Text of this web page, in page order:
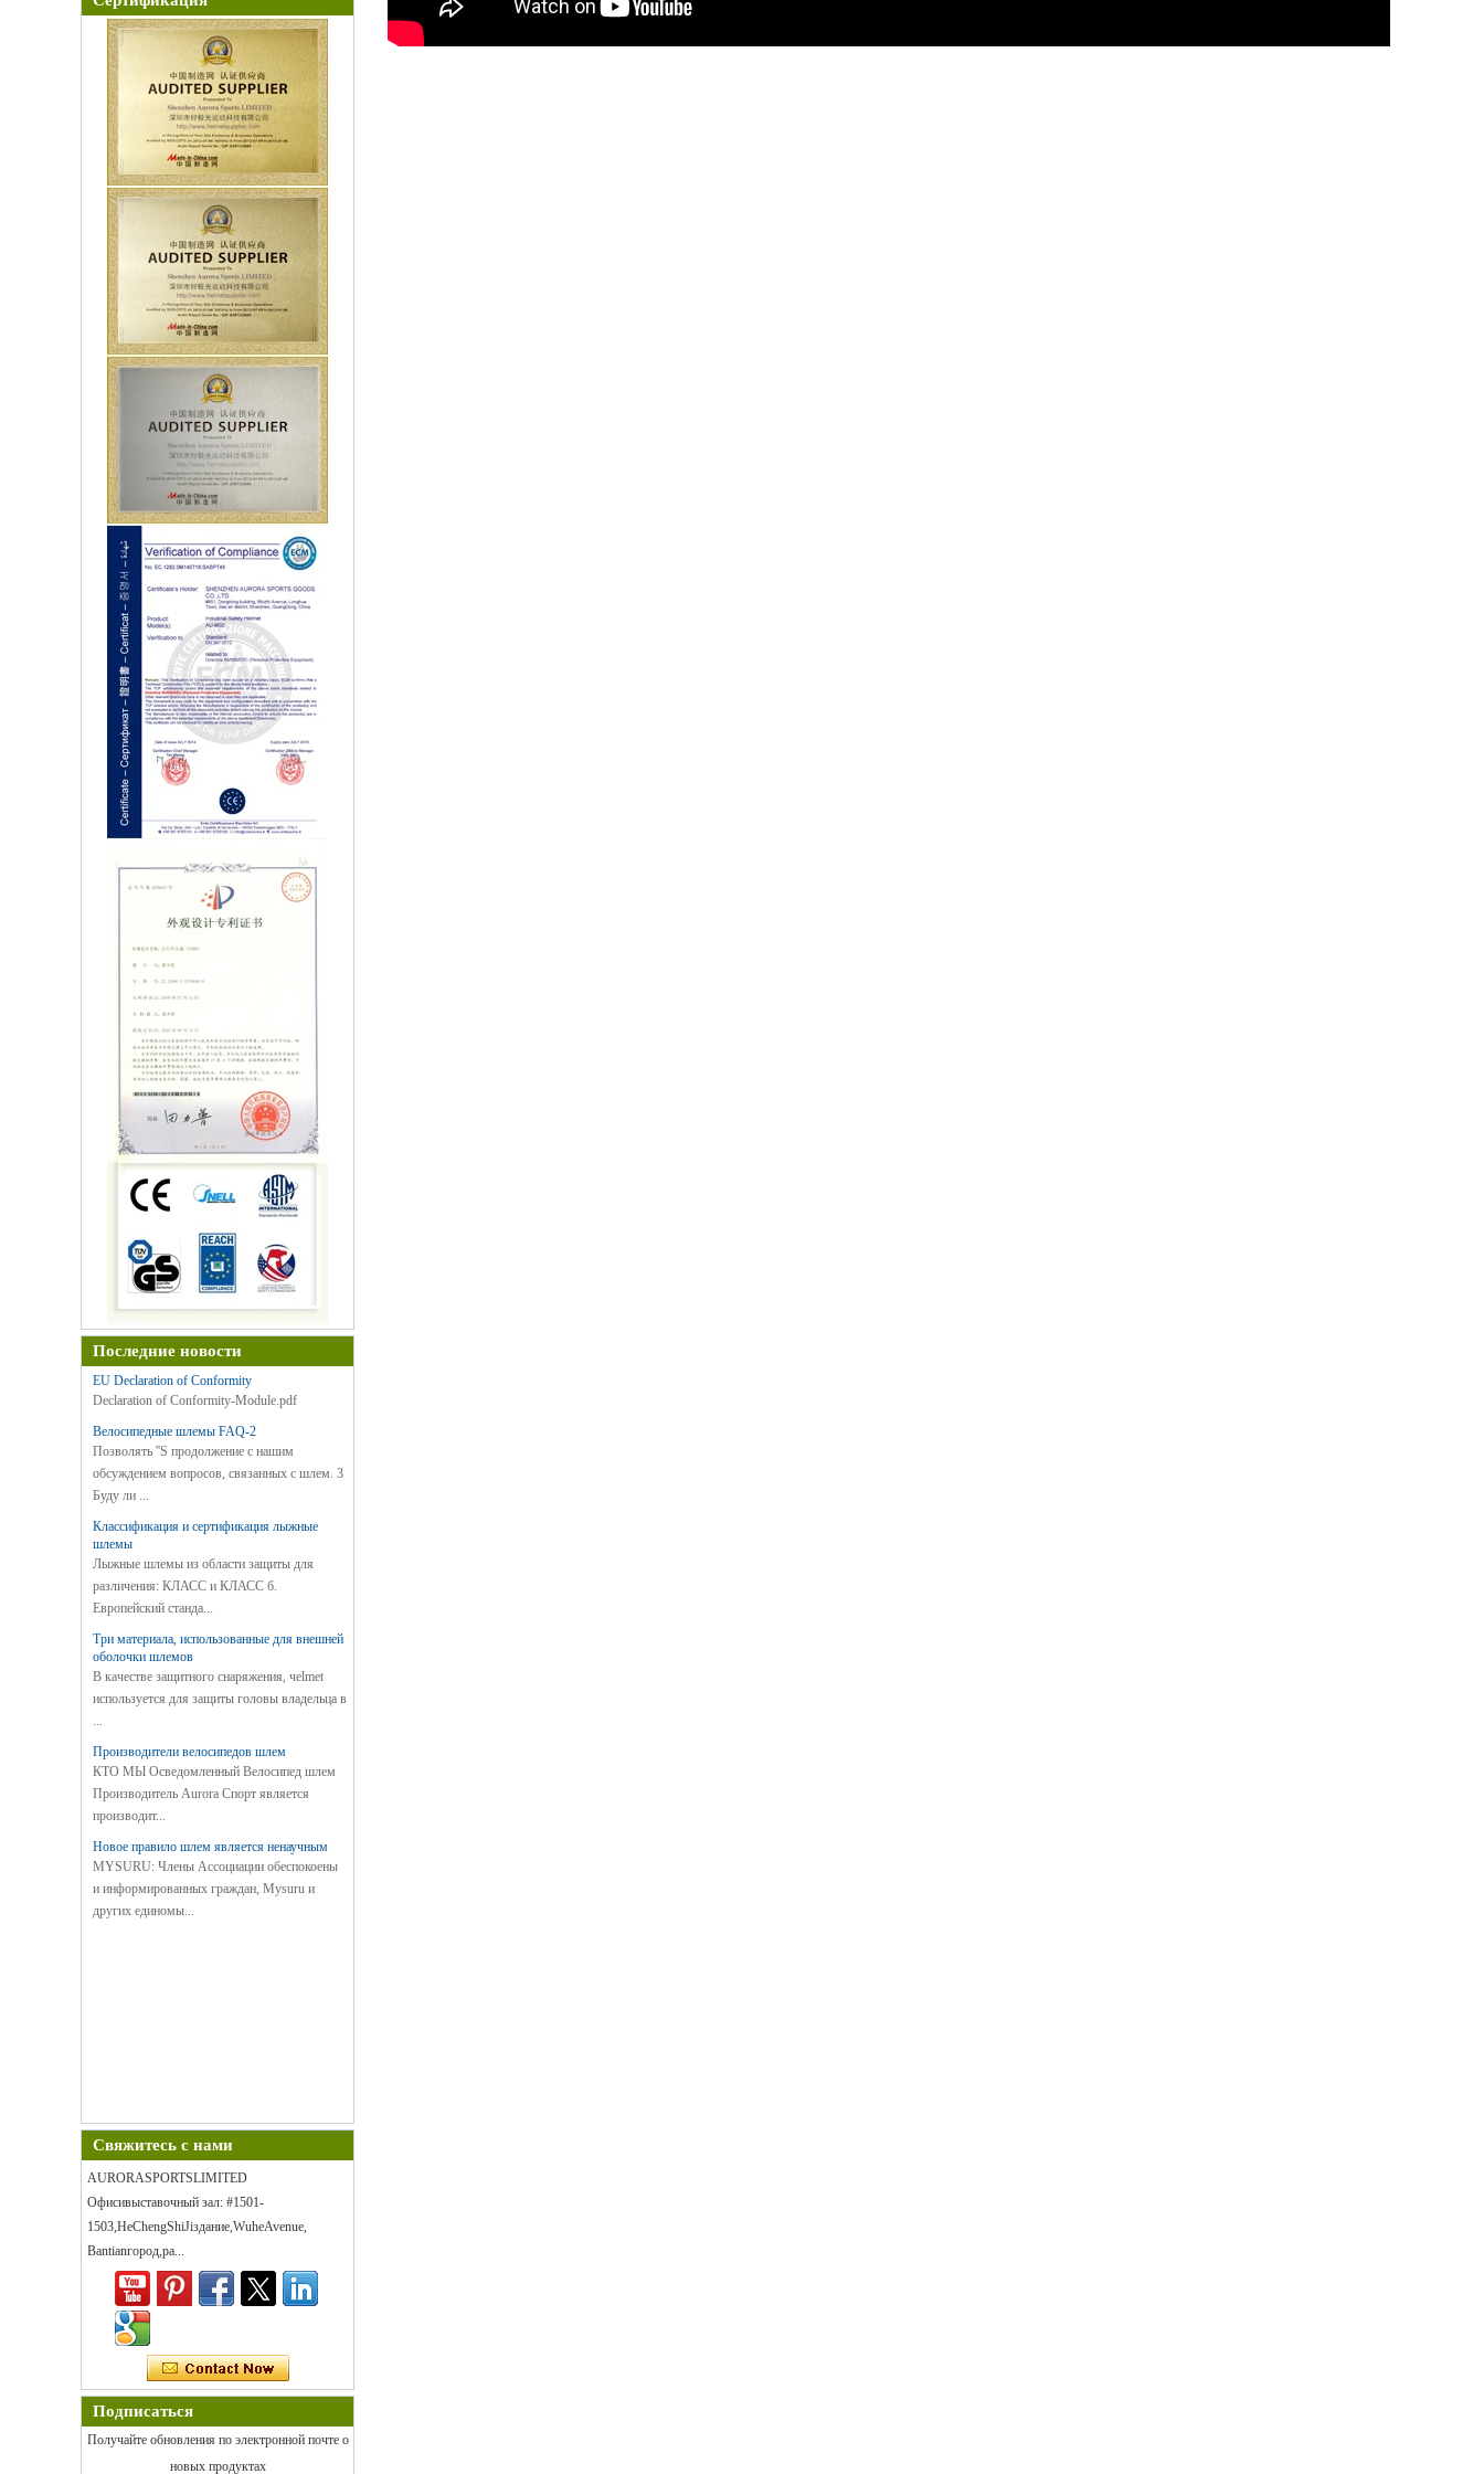
Последние новости
EU Declaration of Conformity
Declaration of Conformity-Module.pdf
Велосипедные шлемы FAQ-2
Позволять ''S продолжение с нашим
обсуждением вопросов, связанных с шлем. 3
Буду ли ...
Классификация и сертификация лыжные
шлемы
Лыжные шлемы из области защиты для
различения: КЛАСС и КЛАСС б.
Европейский станда...
Три материала, использованные для внешней
оболочки шлемов
В качестве защитного снаряжения, чelmet
используется для защиты головы владельца в
Производители велосипедов шлем
КТО МЫ Осведомленный Велосипед шлем
Производитель Aurora Спорт является
производит...
Новое правило шлем является ненаучным
MYSURU: Члены Ассоциации обеспокоены
и информированных граждан, Mysuru и
других единомы...
Свяжитесь с нами
AURORASPORTSLIMITED
Офисивыставочный зал: #1501-
1503,HeChengShiJiздание,WuheAvenue,
Bantianгород,ра...
Подписаться
Получайте обновления по электронной почте о
новых продуктах